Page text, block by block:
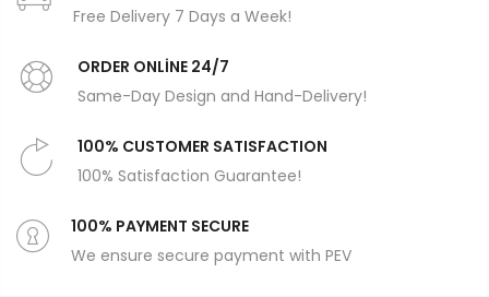
Free Delivery 7 Days a Week!
ORDER ONLİNE 24/7
Same-Day Design and Hand-Delivery!
100% CUSTOMER SATISFACTION
100% Satisfaction Guarantee!
100% PAYMENT SECURE
We ensure secure payment with PEV